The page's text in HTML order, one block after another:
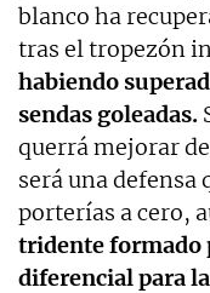
blanco ha
tras el tropezón
habiendo
sendas goleadas.
querrá mejorar
será una defensa
porterías a cero,
tridente formado
diferencial para